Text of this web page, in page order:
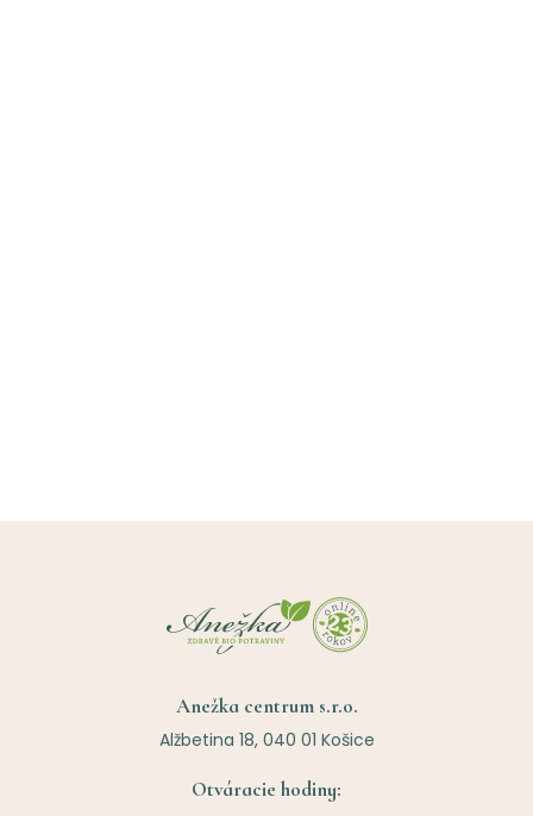
Anežka centrum s.r.o.
Alžbetina 18, 040 01 Košice
Otváracie hodiny: